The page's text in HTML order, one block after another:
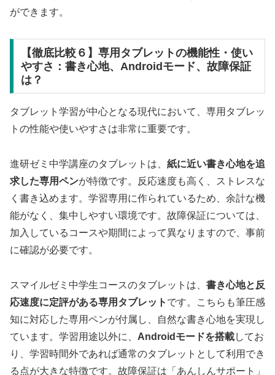
ができます。
【徹底比較６】専用タブレットの機能性・使い
やすさ：書き心地、Androidモード、故障保証
は？
タブレット学習が中心となる現代において、専用タブレッ
トの性能や使いやすさは非常に重要です。
進研ゼミ中学講座のタブレットは、 紙に近い書き心地を追
求した専用ペンが特徴です。反応速度も高く、ストレスな
く書き込めます。学習専用に作られているため、余計な機
能がなく、集中しやすい環境です。故障保証については、
加入しているコースや期間によって異なりますので、事前
に確認が必要です。
スマイルゼミ中学生コースのタブレットは、 書き心地と反
応速度に定評がある専用タブレット です。こちらも筆圧感
知に対応した専用ペンが付属し、自然な書き心地を実現し
ています。学習用途以外に、 Androidモードを搭載してお
り、学習時間外であれば通常のタブレットとして利用でき
る点が大きな特徴です。故障保証は「あんしんサポート」